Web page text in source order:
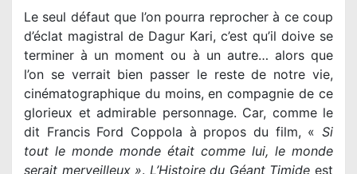
Le seul défaut que l’on pourra reprocher à ce coup
d’éclat magistral de Dagur Kari, c’est qu’il doive se
terminer à un moment ou à un autre… alors que
l’on se verrait bien passer le reste de notre vie,
cinématographique du moins, en compagnie de ce
glorieux et admirable personnage. Car, comme le
dit Francis Ford Coppola à propos du film, « Si
tout le monde monde était comme lui, le monde
serait merveilleux ». L’Histoire du Géant Timide est